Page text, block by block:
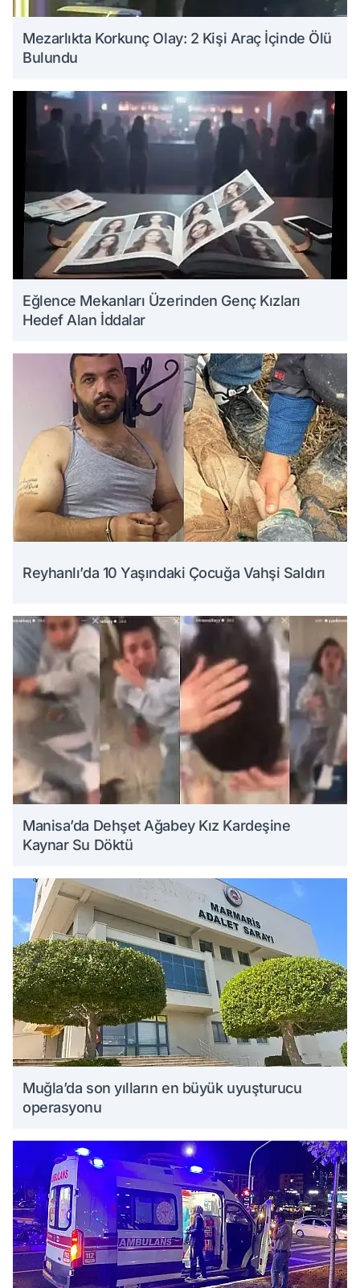
Mezarlıkta Korkunç Olay: 2 Kişi Araç İçinde Ölü
Bulundu
Eğlence Mekanları Üzerinden Genç Kızları
Hedef Alan İddalar
Reyhanlı’da 10 Yaşındaki Çocuğa Vahşi Saldırı
Manisa’da Dehşet Ağabey Kız Kardeşine
Kaynar Su Döktü
Muğla’da son yılların en büyük uyuşturucu
operasyonu